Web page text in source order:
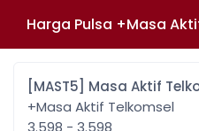
Harga Pulsa +Masa
[MAST5] Masa Aktif
+Masa Aktif Telkomsel
3.598 - 3.598